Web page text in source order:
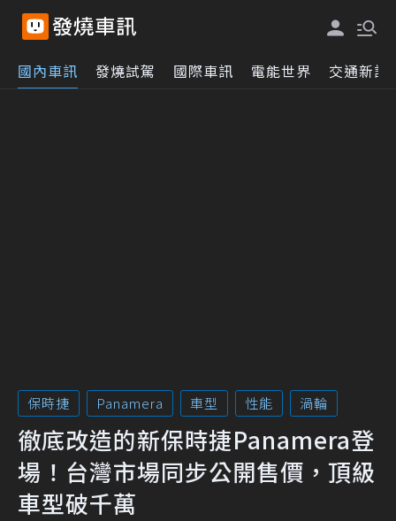
國內車訊 發燒試駕 國際車訊 電能世界 交通新訊
保時捷 Panamera 車型 性能 渦輪
徹底改造的新保時捷Panamera登
場！台灣市場同步公開售價，頂級
車型破千萬